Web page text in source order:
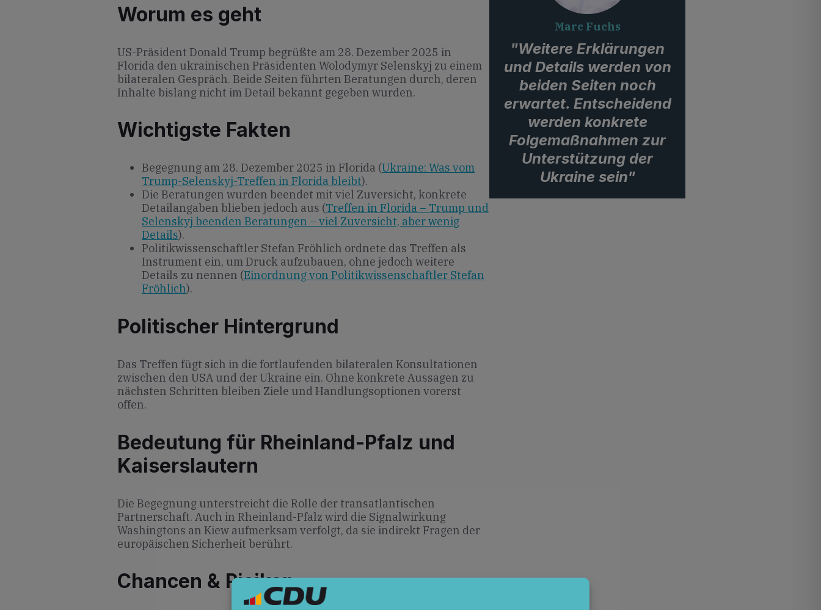
Worum es geht
US-Präsident Donald Trump begrüßte am 28. Dezember 2025 in
Florida den ukrainischen Präsidenten Wolodymyr Selenskyj zu einem
bilateralen Gespräch. Beide Seiten führten Beratungen durch, deren
Inhalte bislang nicht im Detail bekannt gegeben wurden.
Wichtigste Fakten
Begegnung am 28. Dezember 2025 in Florida (Ukraine: Was vom
Trump-Selenskyj-Treffen in Florida bleibt).
Die Beratungen wurden beendet mit viel Zuversicht, konkrete
Detailangaben blieben jedoch aus (Treffen in Florida – Trump und
Selenskyj beenden Beratungen – viel Zuversicht, aber wenig
Details).
Politikwissenschaftler Stefan Fröhlich ordnete das Treffen als
Instrument ein, um Druck aufzubauen, ohne jedoch weitere
Details zu nennen (Einordnung von Politikwissenschaftler Stefan
Fröhlich).
Politischer Hintergrund
Das Treffen fügt sich in die fortlaufenden bilateralen Konsultationen
zwischen den USA und der Ukraine ein. Ohne konkrete Aussagen zu
nächsten Schritten bleiben Ziele und Handlungsoptionen vorerst
offen.
Bedeutung für Rheinland-Pfalz und
Kaiserslautern
Die Begegnung unterstreicht die Rolle der transatlantischen
Partnerschaft. Auch in Rheinland-Pfalz wird die Signalwirkung
Washingtons an Kiew aufmerksam verfolgt, da sie indirekt Fragen der
europäischen Sicherheit berührt.
Chancen & Risiken
Marc Fuchs
"Weitere Erklärungen
und Details werden von
beiden Seiten noch
erwartet. Entscheidend
werden konkrete
Folgemaßnahmen zur
Unterstützung der
Ukraine sein"